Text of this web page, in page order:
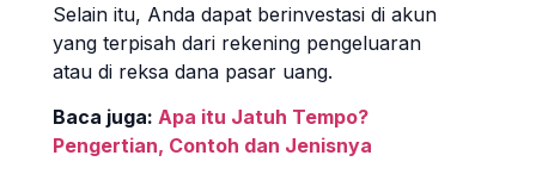
Selain itu, Anda dapat berinvestasi di akun
yang terpisah dari rekening pengeluaran
atau di reksa dana pasar uang.
Baca juga: Apa itu Jatuh Tempo?
Pengertian, Contoh dan Jenisnya